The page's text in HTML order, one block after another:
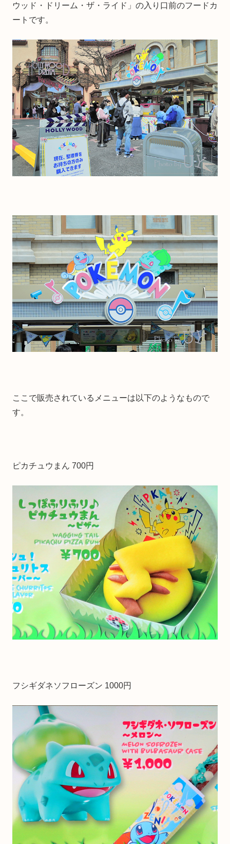
ウッド・ドリーム・ザ・ライド」の入り口前のフードカ
ートです。
ここで販売されているメニューは以下のようなもので
す。
ピカチュウまん 700円
フシギダネソフローズン 1000円